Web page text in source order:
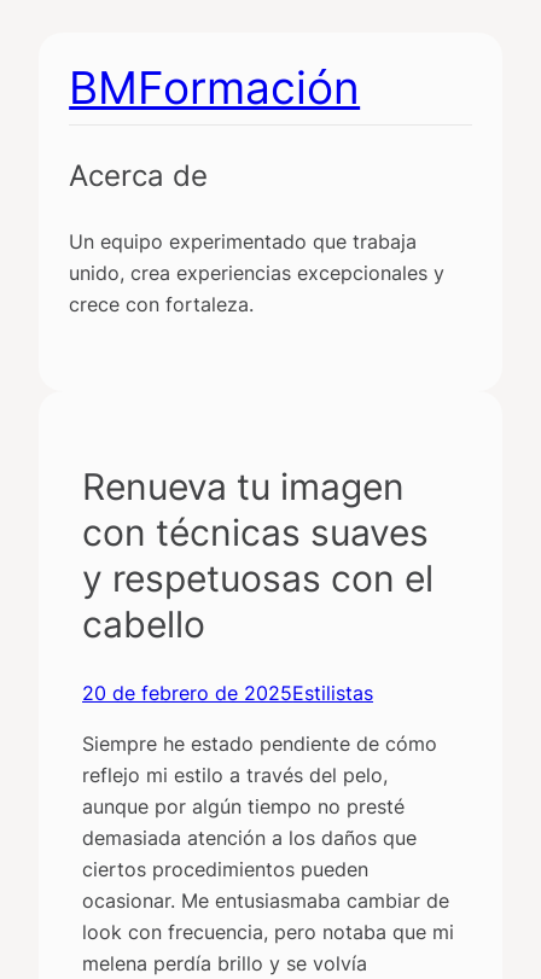
contenido
BMFormación
Acerca de
Un equipo experimentado que trabaja
unido, crea experiencias excepcionales y
crece con fortaleza.
Renueva tu imagen
con técnicas suaves
y respetuosas con el
cabello
20 de febrero de 2025Estilistas
Siempre he estado pendiente de cómo
reflejo mi estilo a través del pelo,
aunque por algún tiempo no presté
demasiada atención a los daños que
ciertos procedimientos pueden
ocasionar. Me entusiasmaba cambiar de
look con frecuencia, pero notaba que mi
melena perdía brillo y se volvía